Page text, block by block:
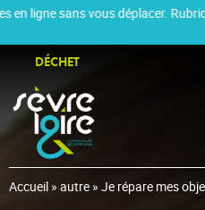
RECHERCHER UNE
ligne sans vous déplacer.
DÉCHET
Accueil » autre » Je répare mes